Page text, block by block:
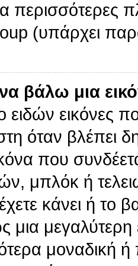
περισσότερες
(υπάρχει
βάλω μια
εικόνες
όταν βλέπει
που
μπλόκ ή
κάνει ή
μια